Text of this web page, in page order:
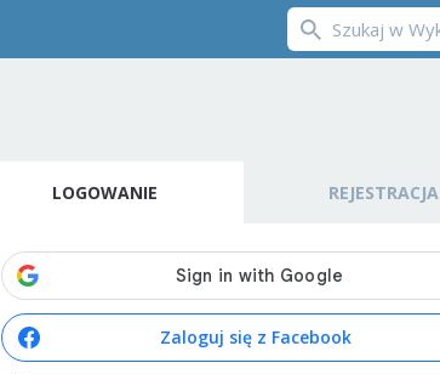
LOGOWANIE REJESTRACJA
Zaloguj się z Facebook